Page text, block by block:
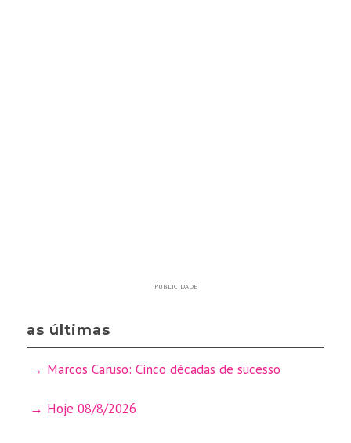
PUBLICIDADE
as últimas
Marcos Caruso: Cinco décadas de sucesso
Hoje 08/8/2026